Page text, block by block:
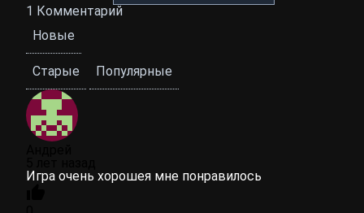
1 Комментарий
Новые
Старые Популярные
Игра очень хорошея мне понравилось